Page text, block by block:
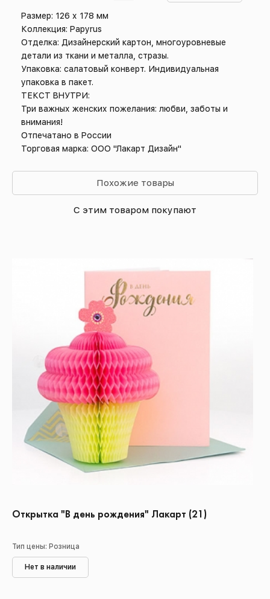
Размер: 126 х 178 мм
Коллекция: Papyrus
Отделка: Дизайнерский картон, многоуровневые
детали из ткани и металла, стразы.
Упаковка: салатовый конверт. Индивидуальная
упаковка в пакет.
ТЕКСТ ВНУТРИ:
Три важных женских пожелания: любви, заботы и
внимания!
Отпечатано в России
Торговая марка: ООО "Лакарт Дизайн"
Похожие товары
С этим товаром покупают
Открытка "В день рождения" Лакарт (21)
Тип цены: Розница
Нет в наличии